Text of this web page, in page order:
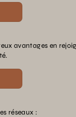
avantages en
réseaux :